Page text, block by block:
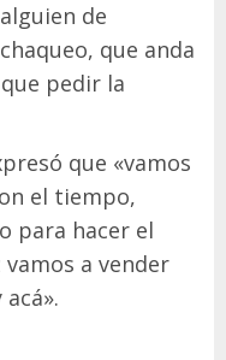
de
que anda
pedir la
que «vamos
el tiempo,
para hacer el
a vender